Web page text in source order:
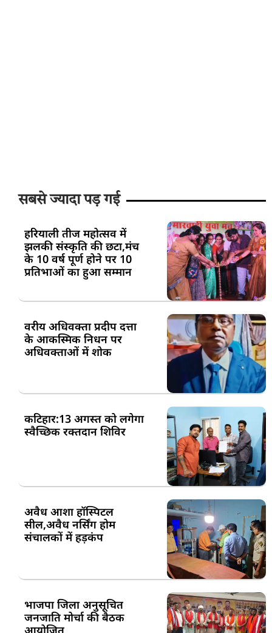
सबसे ज्यादा पड़ गई
हरियाली तीज महोत्सव में
झलकी संस्कृति की छटा,मंच
के 10 वर्ष पूर्ण होने पर 10
प्रतिभाओं का हुआ सम्मान
वरीय अधिवक्ता प्रदीप दत्ता
के आकस्मिक निधन पर
अधिवक्ताओं में शोक
कटिहार:13 अगस्त को लगेगा
स्वैच्छिक रक्तदान शिविर
अवैध आशा हॉस्पिटल
सील,अवैध नर्सिंग होम
संचालकों में हड़कंप
भाजपा जिला अनुसूचित
जनजाति मोर्चा की बैठक
आयोजित